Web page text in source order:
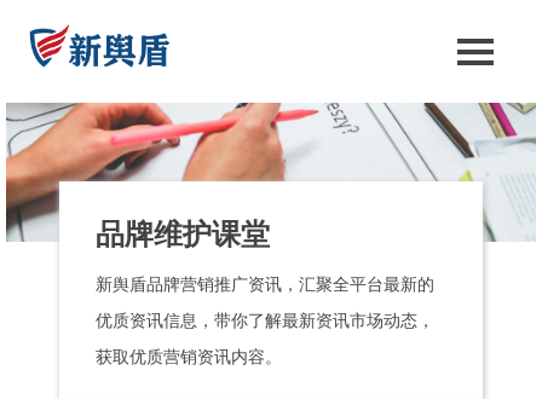
品牌维护课堂
新舆盾品牌营销推广资讯，汇聚全平台最新的
优质资讯信息，带你了解最新资讯市场动态，
获取优质营销资讯内容。